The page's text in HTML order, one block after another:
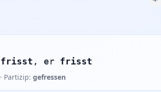
frisst , er frisst
· Partizip: gefressen